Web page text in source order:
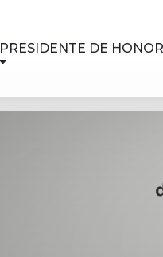
PRESIDENTE DE HONOR